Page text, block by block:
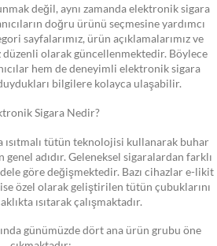
değil, aynı zamanda elektronik sigara
doğru ürünü seçmesine yardımcı
sayfalarımız, ürün açıklamalarımız ve
olarak güncellenmektedir. Böylece
hem de deneyimli elektronik sigara
bilgilere kolayca ulaşabilir.
Sigara Nedir?
tütün teknolojisi kullanarak buhar
adıdır. Geleneksel sigaralardan farklı
göre değişmektedir. Bazı cihazlar e-likit
özel olarak geliştirilen tütün çubuklarını
ısıtarak çalışmaktadır.
günümüzde dört ana ürün grubu öne